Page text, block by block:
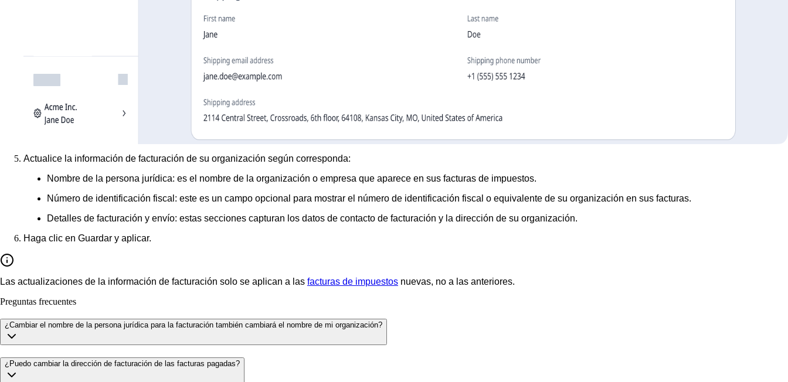
Actualice la información de facturación de su organización según corresponda:
Nombre de la persona jurídica: es el nombre de la organización o empresa que aparece en sus facturas de impuestos.
Número de identificación fiscal : este es un campo opcional para mostrar el número de identificación fiscal o equivalente de su organización en sus facturas.
Detalles de facturación y envío: estas secciones capturan los datos de contacto de facturación y la dirección de su organización.
Haga clic en Guardar y aplicar.
Las actualizaciones de la información de facturación solo se aplican a las facturas de impuestos nuevas, no a las anteriores.
Preguntas frecuentes
¿Cambiar el nombre de la persona jurídica para la facturación también cambiará el nombre de mi organización?
¿Puedo cambiar la dirección de facturación de las facturas pagadas?